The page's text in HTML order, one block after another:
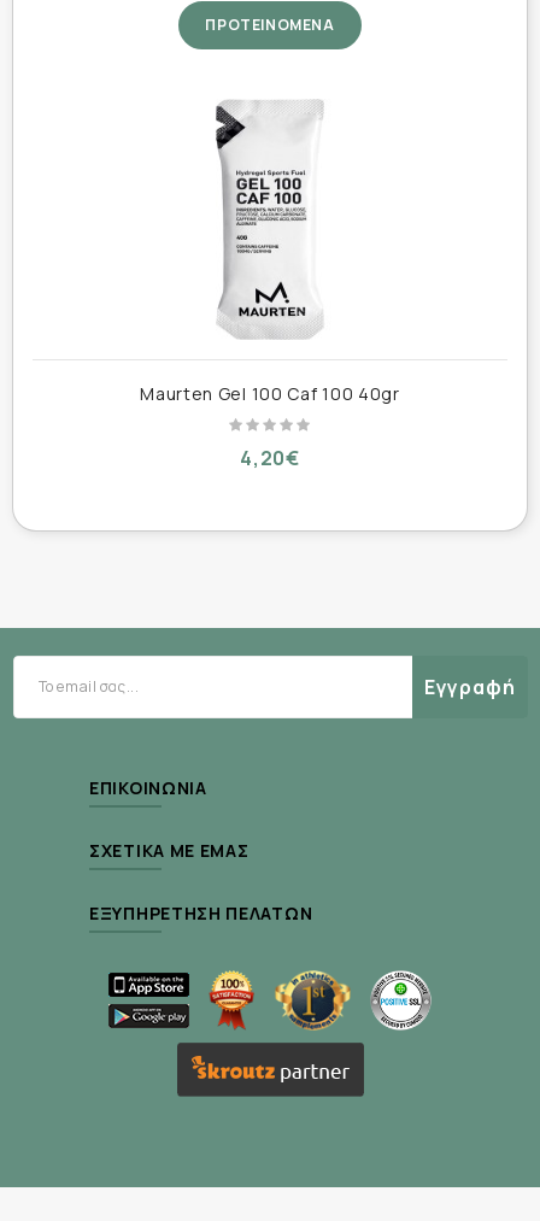
υψηλή συγκέντρωση υδατανθράκων και καφεΐνης.
Όταν έρθει σε επαφή με το όξινο περιβάλλον του
υδρογέλη ευαίσθητη στο pH.
Τα βασικά συστατικά εγκλωβίζονται από αλγινικό
και πηκτίνη, επιτρέποντας την πιο ήπια και
γρήγορη μεταφορά τους στο έντερο, όπου το νερό,
το αλάτι, η καφεΐνη και οι υδατάνθρακες
απορροφώνται με τον βέλτιστο τρόπο. Η
τεχνολογία υδρογέλης συμβάλλει επίσης στον
ότι ενισχύει την εγρήγορση και μειώνει την
αίσθηση κόπωσης και πόνου, συμβάλλοντας
Η νέα σύνθεση παρουσιάζει αυξημένη ανοχή στο
ασβέστιο του νερού (έως 80 mg/L), καθιστώντας
το ρόφημα πιο αξιόπιστο και προβλέψιμο.
διευκολύνοντας την κατανάλωση σε υψηλές
Επιπλέον, η νέα φόρμουλα περιέχει μικρή
συμβάλλει στη διατήρηση ουδέτερου pH και στην
Χαρακτηριστικά Προϊόντος
Χωρίς τεχνητές χρωστικές και γλυκαντικά
Χωρίς μουστάρδα
ΠΡΟΤΕΙΝΟΜΕΝΑ
Maurten Gel 100 Caf 100 40gr
4,20€
Εγγραφή
ΕΠΙΚΟΙΝΩΝΊΑ
ΣΧΕΤΙΚΆ ΜΕ ΕΜΆΣ
ΕΞΥΠΗΡΈΤΗΣΗ ΠΕΛΑΤΏΝ